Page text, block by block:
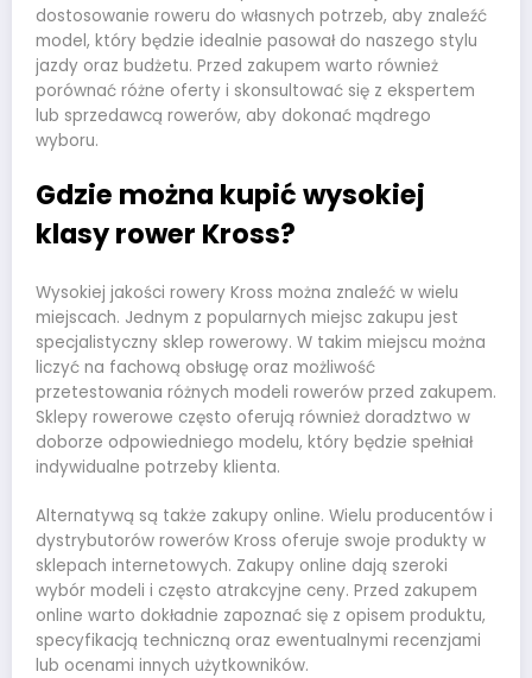
dostosowanie roweru do własnych potrzeb, aby znaleźć
model, który będzie idealnie pasował do naszego stylu
jazdy oraz budżetu. Przed zakupem warto również
porównać różne oferty i skonsultować się z ekspertem
lub sprzedawcą rowerów, aby dokonać mądrego
wyboru.
Gdzie można kupić wysokiej
klasy rower Kross?
Wysokiej jakości rowery Kross można znaleźć w wielu
miejscach. Jednym z popularnych miejsc zakupu jest
specjalistyczny sklep rowerowy. W takim miejscu można
liczyć na fachową obsługę oraz możliwość
przetestowania różnych modeli rowerów przed zakupem.
Sklepy rowerowe często oferują również doradztwo w
doborze odpowiedniego modelu, który będzie spełniał
indywidualne potrzeby klienta.
Alternatywą są także zakupy online. Wielu producentów i
dystrybutorów rowerów Kross oferuje swoje produkty w
sklepach internetowych. Zakupy online dają szeroki
wybór modeli i często atrakcyjne ceny. Przed zakupem
online warto dokładnie zapoznać się z opisem produktu,
specyfikacją techniczną oraz ewentualnymi recenzjami
lub ocenami innych użytkowników.